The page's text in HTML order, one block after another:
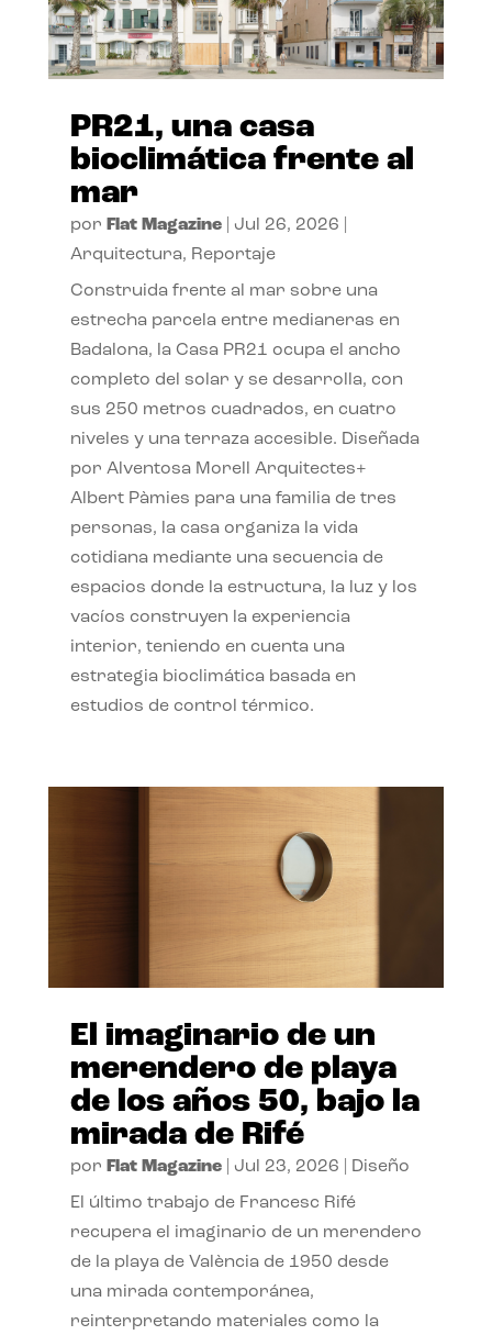
PR21, una casa
bioclimática frente al
mar
por Flat Magazine| Jul 26, 2026
Arquitectura, Reportaje
Construida frente al mar sobre una
estrecha parcela entre medianeras en
Badalona, la Casa PR21 ocupa el ancho
completo del solar y se desarrolla, con
sus 250 metros cuadrados, en cuatro
niveles y una terraza accesible. Diseñada
por Alventosa Morell Arquitectes+
Albert Pàmies para una familia de tres
personas, la casa organiza la vida
cotidiana mediante una secuencia de
espacios donde la estructura, la luz y los
vacíos construyen la experiencia
interior, teniendo en cuenta una
estrategia bioclimática basada en
estudios de control térmico.
El imaginario de un
merendero de playa
de los años 50, bajo la
mirada de Rifé
por Flat Magazine| Jul 23, 2026 Diseño
El último trabajo de Francesc Rifé
recupera el imaginario de un merendero
de la playa de València de 1950 desde
una mirada contemporánea,
reinterpretando materiales como la